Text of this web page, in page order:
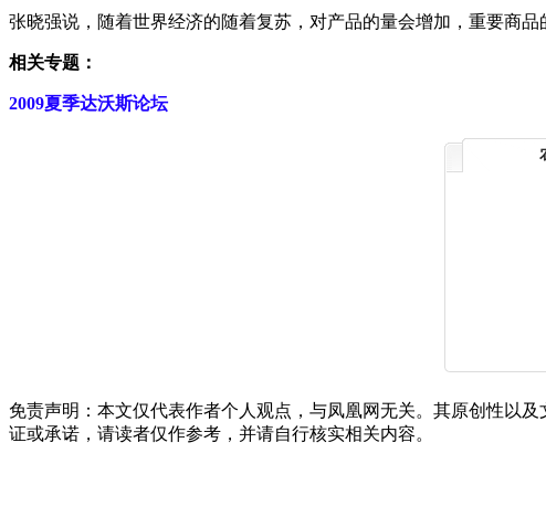
张晓强说，随着世界经济的随着复苏，对产品的量会增加，重要商
相关专题：
2009夏季达沃斯论坛
免责声明：本文仅代表作者个人观点，与凤凰网无关。其原创性以
证或承诺，请读者仅作参考，并请自行核实相关内容。